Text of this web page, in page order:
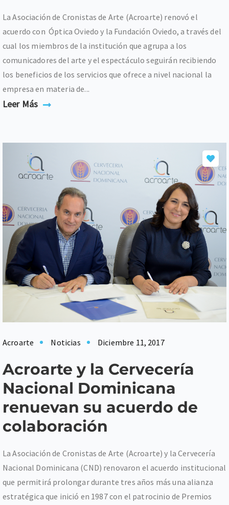
La Asociación de Cronistas de Arte (Acroarte) renovó el
acuerdo con Óptica Oviedo y la Fundación Oviedo, a través del
cual los miembros de la institución que agrupa a los
comunicadores del arte y el espectáculo seguirán recibiendo
los beneficios de los servicios que ofrece a nivel nacional la
empresa en materia de...
Leer Más
Acroarte Noticias Diciembre 11, 2017
Acroarte y la Cervecería
Nacional Dominicana
renuevan su acuerdo de
colaboración
La Asociación de Cronistas de Arte (Acroarte) y la Cervecería
Nacional Dominicana (CND) renovaron el acuerdo institucional
que permitirá prolongar durante tres años más una alianza
estratégica que inició en 1987 con el patrocinio de Premios